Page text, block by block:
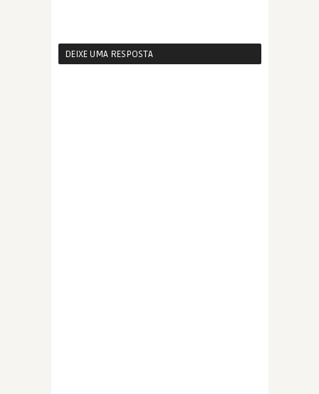
DEIXE UMA RESPOSTA